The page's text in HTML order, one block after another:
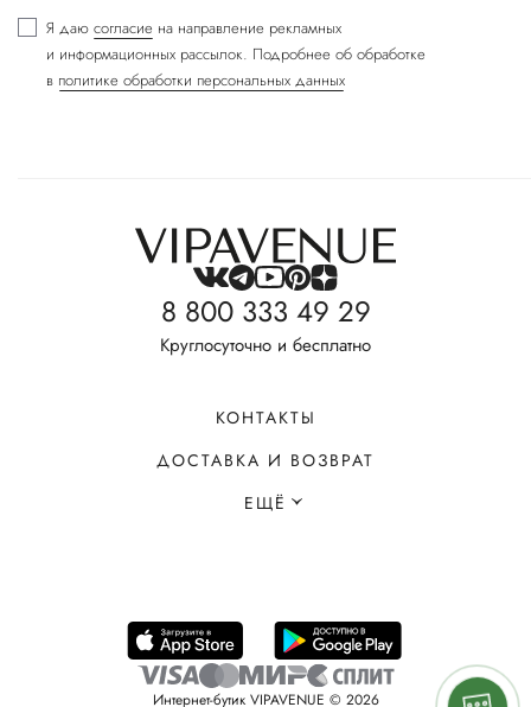
Я даю согласие на направление рекламных
и информационных рассылок. Подробнее об обработке
в политике обработки персональных данных
8 800 333 49 29
Круглосуточно и бесплатно
КОНТАКТЫ
ДОСТАВКА И ВОЗВРАТ
ЕЩЁ
Интернет-бутик VIPAVENUE © 2026